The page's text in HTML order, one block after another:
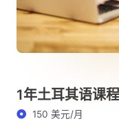
1年土耳其语课
150 美元/月